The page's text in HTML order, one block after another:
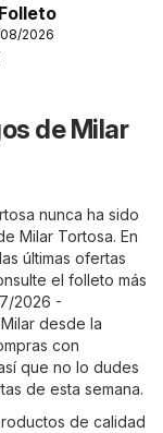
2026
de Milar
nunca ha sido
Milar Tortosa. En
últimas ofertas
el folleto más
2026 -
desde la
con
que no lo dudes
de esta semana.
de calidad